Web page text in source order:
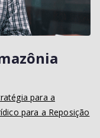
para a
para a Reposição